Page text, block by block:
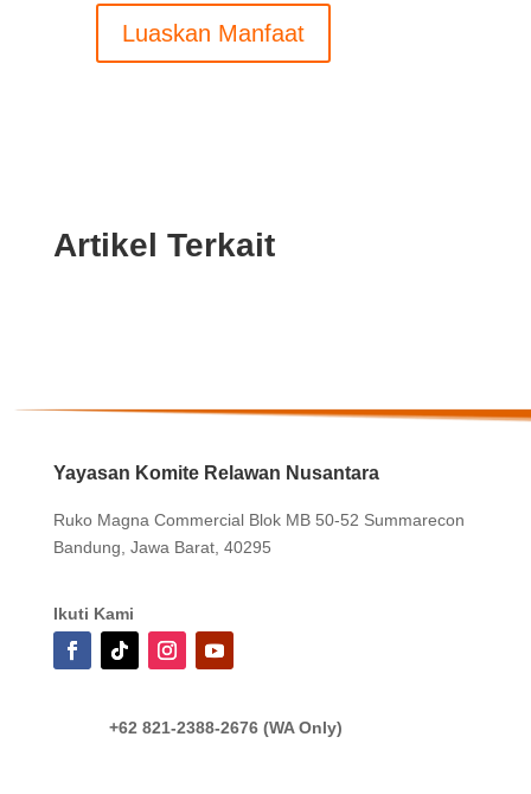
Luaskan Manfaat
Artikel Terkait
Yayasan Komite Relawan Nusantara
Ruko Magna Commercial Blok MB 50-52 Summarecon
Bandung, Jawa Barat, 40295
Ikuti Kami
+62 821-2388-2676 (WA Only)